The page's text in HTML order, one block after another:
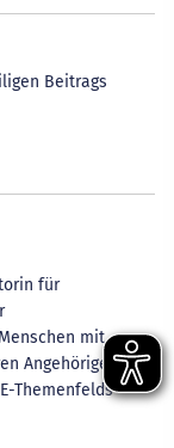
Beitrags
für
mit
Angehörigen e.V.
Themenfelds